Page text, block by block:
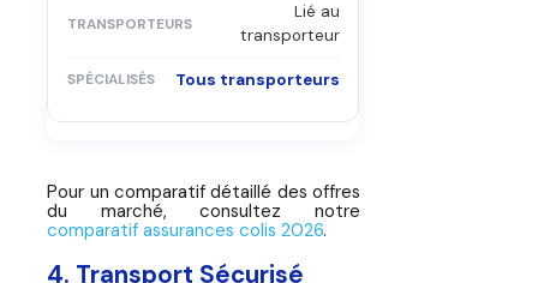
Lié au
transporteur
Tous transporteurs
Pour un comparatif détaillé des offres
du marché, consultez notre
comparatif assurances colis 2026.
4. Transport Sécurisé